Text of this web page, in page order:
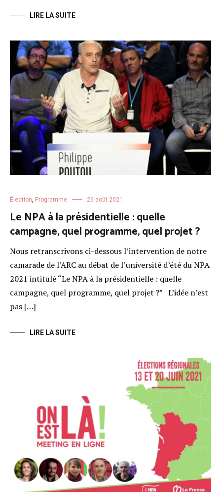
LIRE LA SUITE
Élection, Programme 26 août 2021
Le NPA à la présidentielle : quelle
campagne, quel programme, quel projet ?
Nous retranscrivons ci-dessous l’intervention de notre
camarade de l’ARC au débat de l’université d’été du NPA
2021 intitulé “Le NPA à la présidentielle : quelle
campagne, quel programme, quel projet ?” L’idée n’est
pas […]
LIRE LA SUITE